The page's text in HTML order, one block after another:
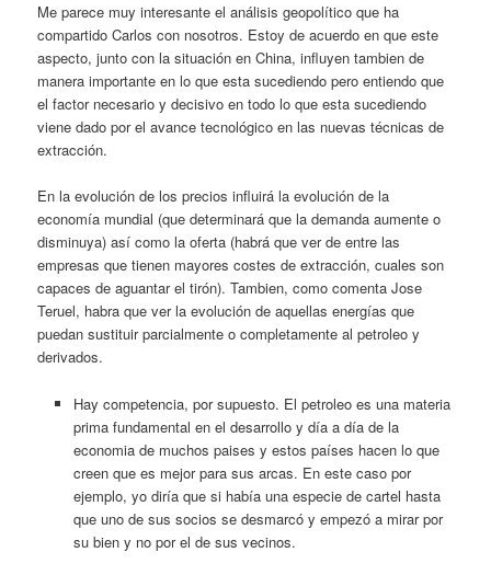
Me parece muy interesante el análisis geopolítico que ha
compartido Carlos con nosotros. Estoy de acuerdo en que este
aspecto, junto con la situación en China, influyen tambien de
manera importante en lo que esta sucediendo pero entiendo que
el factor necesario y decisivo en todo lo que esta sucediendo
viene dado por el avance tecnológico en las nuevas técnicas de
extracción.
En la evolución de los precios influirá la evolución de la
economía mundial (que determinará que la demanda aumente o
disminuya) así como la oferta (habrá que ver de entre las
empresas que tienen mayores costes de extracción, cuales son
capaces de aguantar el tirón). Tambien, como comenta Jose
Teruel, habra que ver la evolución de aquellas energías que
puedan sustituir parcialmente o completamente al petroleo y
derivados.
Hay competencia, por supuesto. El petroleo es una materia
prima fundamental en el desarrollo y día a día de la
economia de muchos paises y estos países hacen lo que
creen que es mejor para sus arcas. En este caso por
ejemplo, yo diría que si había una especie de cartel hasta
que uno de sus socios se desmarcó y empezó a mirar por
su bien y no por el de sus vecinos.